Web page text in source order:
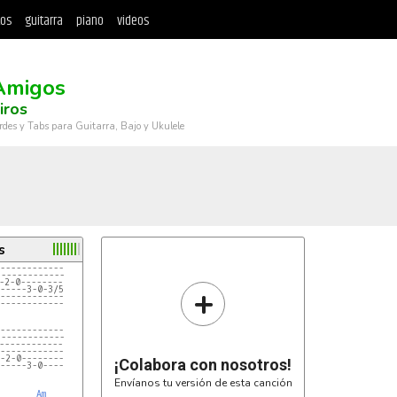
guitarra piano videos
y Tabs para Guitarra, Bajo y Ukulele
2-0--------
3-0-3/5
2-0--------
3-0----
Am
+
¡Colabora con nosotros!
Envíanos tu versión de esta canción